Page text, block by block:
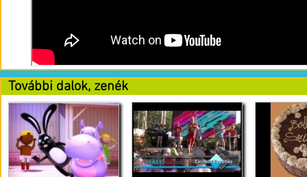
További dalok, zenék